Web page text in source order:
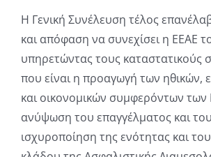
Η Γενική Συνέλευση τέλος
και απόφαση να συνεχίσει η ΕΕΑΕ
υπηρετώντας τους καταστατικούς
που είναι η προαγωγή των ηθικών,
και οικονομικών συμφερόντων
ανύψωση του επαγγέλματος και
ισχυροποίηση της ενότητας και